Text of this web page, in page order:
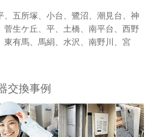
五所塚、小台、鷺沼、潮見台、神
生ケ丘、平、土橋、南平台、西野
東有馬、馬絹、水沢、南野川、宮
交換事例